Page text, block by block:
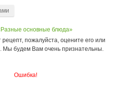
основные блюда»
пожалуйста, оцените его или
Мы будем Вам очень признательны.
Ошибка!